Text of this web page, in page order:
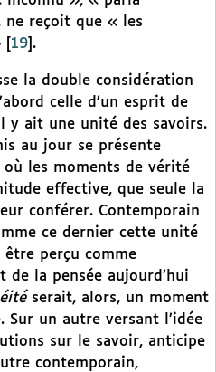
reçoit que « les
19 .
la double considération
celle d’un esprit de
y ait une unité des savoirs.
au jour se présente
les moments de vérité
effective, que seule la
conférer. Contemporain
ce dernier cette unité
perçu comme
de la pensée aujourd’hui
serait, alors, un moment
Sur un autre versant l’idée
sur le savoir, anticipe
contemporain,